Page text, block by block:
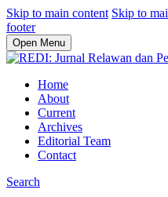
Skip to main content Skip to
footer
Open Menu
Home
About
Current
Archives
Editorial Team
Contact
Search